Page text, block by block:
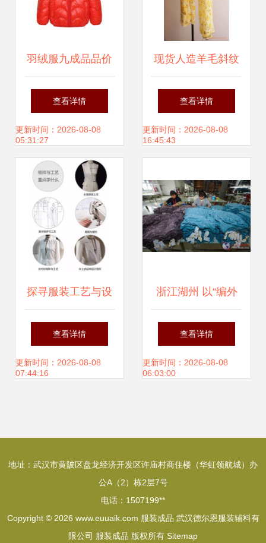
羽绒服九成品品价
格解析 服装成衣市
场的品质与价值
查看详情
更新时间：2026-08-08
05:31:27
现货人造羊毛斜纹
印花围巾 量大有优
惠，款式新颖可靠
查看详情
更新时间：2026-08-08
16:45:43
探寻服装工艺与设
计的教育机会——
《女装纸样与工
查看详情
更新时间：2026-08-08
07:44:16
浙江湖州 以“编外
车间”织就“童装名
镇”新篇章
查看详情
更新时间：2026-08-08
06:03:00
地址：武汉市黄陂区盘龙经济开发区许庙村商住楼（华虹领航城）办
公A（2）栋2层7号
电话：1507199**
Copyright © 2026 www.euuaik.com 服装成品 武汉德尔恩服装辅料有
限公司 服装成品 版权所有 Sitemap